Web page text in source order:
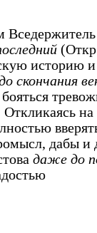
историю и
скончания
Откликаясь
дабы и
даже до